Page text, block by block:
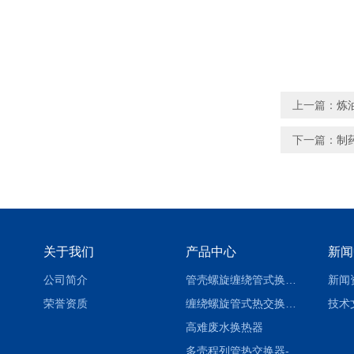
上一篇： 炼
下一篇： 制
关于我们
公司简介
荣誉资质
产品中心
高难废水换热器
新
新闻
技术